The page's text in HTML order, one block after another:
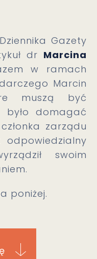
Gazety
dr Marcina
w ramach
Marcin
muszą być
było domagać
zarządu
odpowiedzialny
swoim
poniżej.